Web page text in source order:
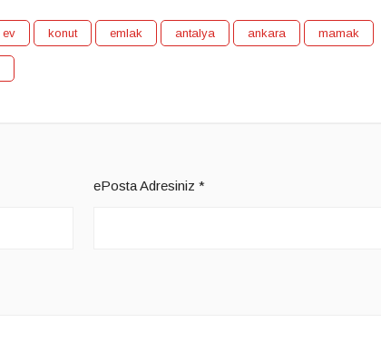
ev konut emlak antalya ankara mamak
ePosta Adresiniz *